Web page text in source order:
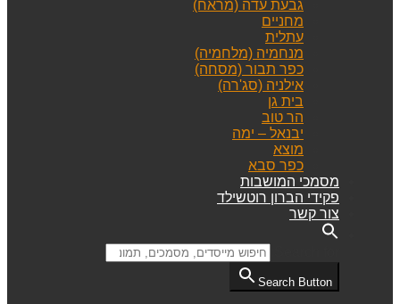
גבעת עדה (מראח)
מחניים
עתלית
מנחמיה (מלחמיה)
כפר תבור (מסחה)
אילניה (סג'רה)
בית גן
הר טוב
יבנאל – ימה
מוצא
כפר סבא
מסמכי המושבות
פקידי הברון רוטשילד
צור קשר
Search Button